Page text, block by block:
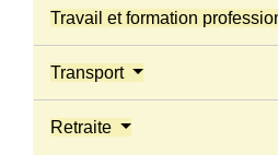
Travail et formation
Transport
Retraite